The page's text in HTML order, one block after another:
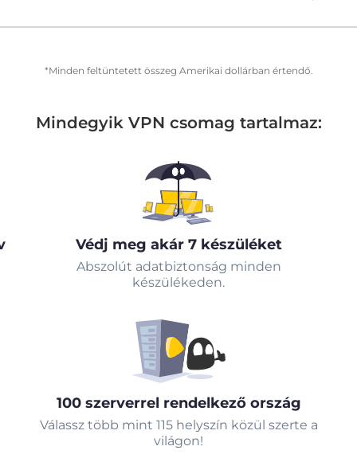
*Minden feltüntetett összeg Amerikai dollárban értendő.
Mindegyik VPN csomag tartalmaz:
Védj meg akár 7 készüléket
Abszolút adatbiztonság minden
készülékeden.
100 szerverrel rendelkező ország
Válassz több mint 115 helyszín közül szerte a
világon!